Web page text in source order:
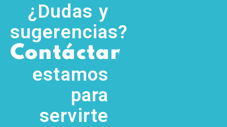
¿Dudas y
sugerencias?
Contáctanos
estamos
para
servirte